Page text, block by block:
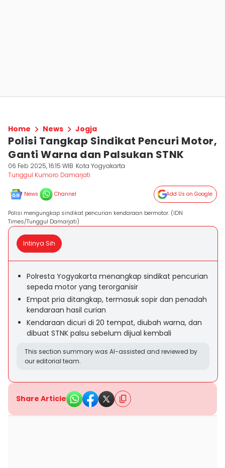
Home News Jogja
Polisi Tangkap Sindikat Pencuri Motor,
Ganti Warna dan Palsukan STNK
06 Feb 2025, 16:15 WIB Kota Yogyakarta
Tunggul Kumoro Damarjati
News Channel Add Us on Google
Polisi mengungkap sindikat pencurian kendaraan bermotor. (IDN
Times/Tunggul Damarjati)
Intinya Sih
Polresta Yogyakarta menangkap sindikat pencurian
sepeda motor yang terorganisir
Empat pria ditangkap, termasuk sopir dan penadah
kendaraan hasil curian
Kendaraan dicuri di 20 tempat, diubah warna, dan
dibuat STNK palsu sebelum dijual kembali
This section summary was AI-assisted and reviewed by
our editorial team.
Share Article